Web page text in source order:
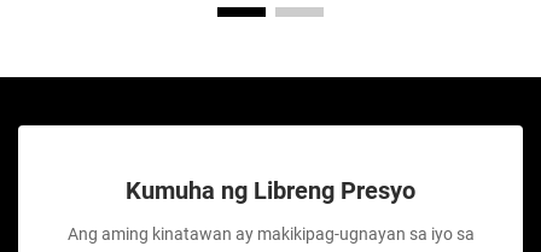
Kumuha ng Libreng Presyo
Ang aming kinatawan ay makikipag-ugnayan sa iyo sa